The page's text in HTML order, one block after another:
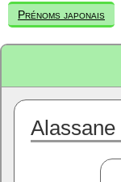
Prénoms japonais
Alassane